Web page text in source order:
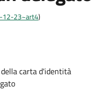
12-23~art4)
carta d'identità